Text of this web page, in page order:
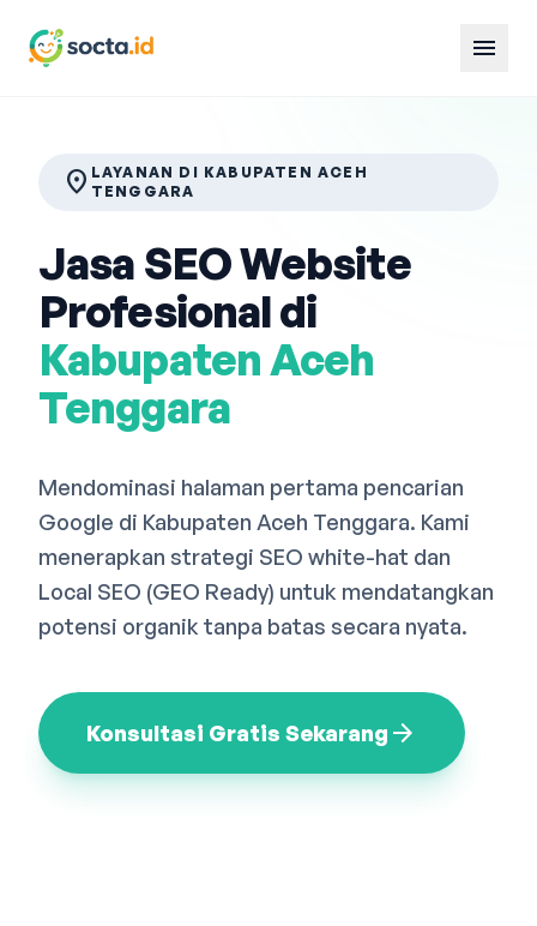
menu
Bahasa Indonesia English 中文
location_on LAYANAN DI KABUPATEN ACEH
TENGGARA
Jasa SEO Website
Profesional di
Kabupaten Aceh
Tenggara
Mendominasi halaman pertama pencarian
Google di Kabupaten Aceh Tenggara. Kami
menerapkan strategi SEO white-hat dan
Local SEO (GEO Ready) untuk mendatangkan
potensi organik tanpa batas secara nyata.
Konsultasi Gratis Sekarang arrow_forward